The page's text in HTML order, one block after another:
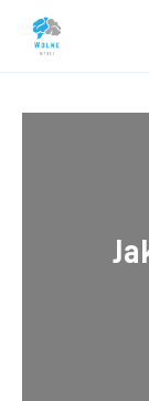
Dom i